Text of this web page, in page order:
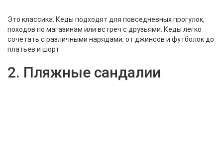
Это классика. Кеды подходят для повседневных прогулок,
походов по магазинам или встреч с друзьями. Кеды легко
сочетать с различными нарядами, от джинсов и футболок до
платьев и шорт.
2. Пляжные сандалии